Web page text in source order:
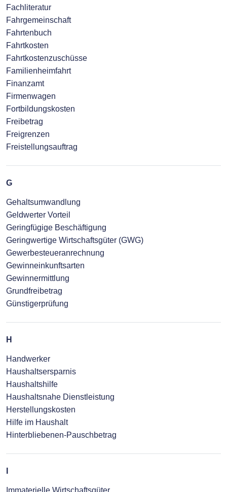
Fachliteratur
Fahrgemeinschaft
Fahrtenbuch
Fahrtkosten
Fahrtkostenzuschüsse
Familienheimfahrt
Finanzamt
Firmenwagen
Fortbildungskosten
Freibetrag
Freigrenzen
Freistellungsauftrag
G
Gehaltsumwandlung
Geldwerter Vorteil
Geringfügige Beschäftigung
Geringwertige Wirtschaftsgüter (GWG)
Gewerbesteueranrechnung
Gewinneinkunftsarten
Gewinnermittlung
Grundfreibetrag
Günstigerprüfung
H
Handwerker
Haushaltsersparnis
Haushaltshilfe
Haushaltsnahe Dienstleistung
Herstellungskosten
Hilfe im Haushalt
Hinterbliebenen-Pauschbetrag
Immaterielle Wirtschaftsgüter